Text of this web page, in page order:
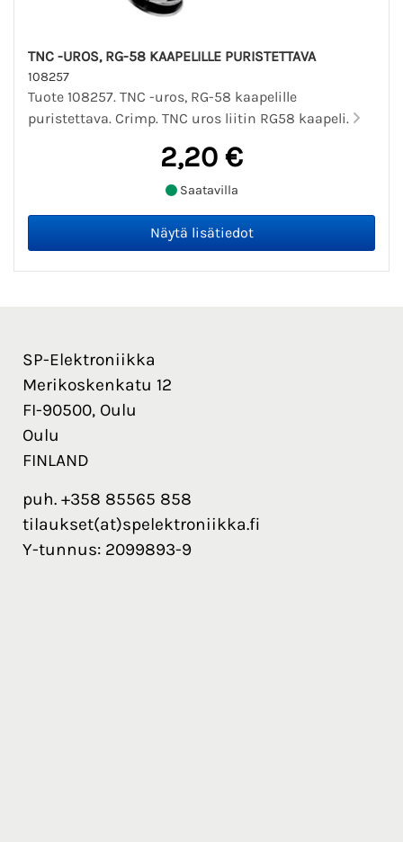
TNC -UROS, RG-58 KAAPELILLE PURISTETTAVA
108257
Tuote 108257. TNC -uros, RG-58 kaapelille
puristettava. Crimp. TNC uros liitin RG58 kaapeli.
2,20 €
Saatavilla
SP-Elektroniikka
Merikoskenkatu 12
FI-90500, Oulu
Oulu
FINLAND
puh. +358 85565 858
tilaukset(at)spelektroniikka.fi
Y-tunnus: 2099893-9